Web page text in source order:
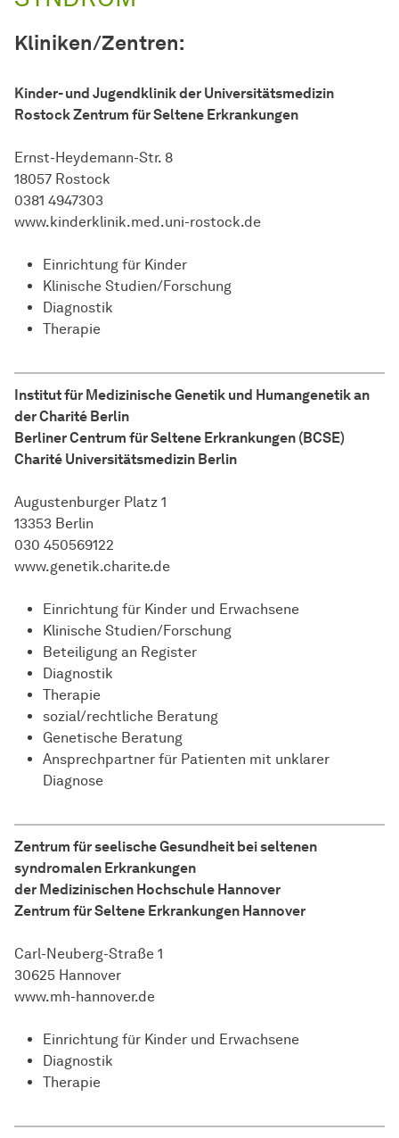
Kliniken/Zentren:
Kinder- und Jugendklinik der Universitätsmedizin
Rostock Zentrum für Seltene Erkrankungen
Ernst-Heydemann-Str. 8
18057 Rostock
0381 4947303
www.kinderklinik.med.uni-rostock.de
Einrichtung für Kinder
Klinische Studien/Forschung
Diagnostik
Therapie
Institut für Medizinische Genetik und Humangenetik an
der Charité Berlin
Berliner Centrum für Seltene Erkrankungen (BCSE)
Charité Universitätsmedizin Berlin
Augustenburger Platz 1
13353 Berlin
030 450569122
www.genetik.charite.de
Einrichtung für Kinder und Erwachsene
Klinische Studien/Forschung
Beteiligung an Register
Diagnostik
Therapie
sozial/rechtliche Beratung
Genetische Beratung
Ansprechpartner für Patienten mit unklarer
Diagnose
Zentrum für seelische Gesundheit bei seltenen
syndromalen Erkrankungen
der Medizinischen Hochschule Hannover
Zentrum für Seltene Erkrankungen Hannover
Carl-Neuberg-Straße 1
30625 Hannover
www.mh-hannover.de
Einrichtung für Kinder und Erwachsene
Diagnostik
Therapie